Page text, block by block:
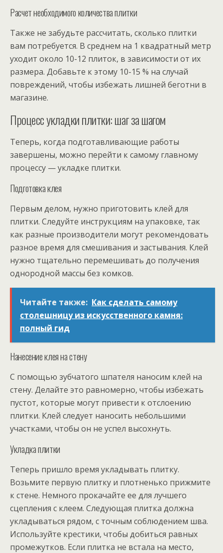
Расчет необходимого количества плитки
Также не забудьте рассчитать, сколько плитки
вам потребуется. В среднем на 1 квадратный метр
уходит около 10-12 плиток, в зависимости от их
размера. Добавьте к этому 10-15 % на случай
повреждений, чтобы избежать лишней беготни в
магазине.
Процесс укладки плитки: шаг за шагом
Теперь, когда подготавливающие работы
завершены, можно перейти к самому главному
процессу — укладке плитки.
Подготовка клея
Первым делом, нужно приготовить клей для
плитки. Следуйте инструкциям на упаковке, так
как разные производители могут рекомендовать
разное время для смешивания и застывания. Клей
нужно тщательно перемешивать до получения
однородной массы без комков.
Читайте также: Как сделать самому
столешницу из искусственного камня:
полный гид
Нанесение клея на стену
С помощью зубчатого шпателя наносим клей на
стену. Делайте это равномерно, чтобы избежать
пустот, которые могут привести к отслоению
плитки. Клей следует наносить небольшими
участками, чтобы он не успел высохнуть.
Укладка плитки
Теперь пришло время укладывать плитку.
Возьмите первую плитку и плотненько прижмите
к стене. Немного прокачайте ее для лучшего
сцепления с клеем. Следующая плитка должна
укладываться рядом, с точным соблюдением шва.
Используйте крестики, чтобы добиться равных
промежутков. Если плитка не встала на место,